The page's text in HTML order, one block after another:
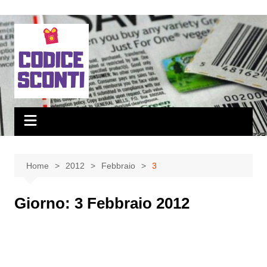
al
contenuto
Home 2012 Febbraio 3
Giorno: 3 Febbraio 2012